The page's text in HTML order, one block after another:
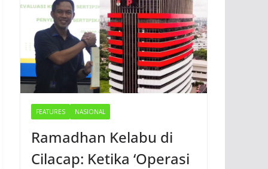
FEATURES NASIONAL
Ramadhan Kelabu di
Cilacap: Ketika ‘Operasi